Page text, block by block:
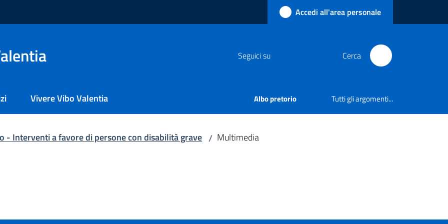
Accedi all'area personale
Seguici su Cerca
Vivere Vibo Valentia Albo pretorio Tutti gli argomenti...
- Interventi a favore di persone con disabilità grave / Multimedia